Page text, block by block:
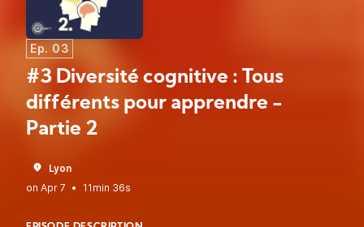
Ep. 03
#3 Diversité cognitive : Tous
différents pour apprendre -
Partie 2
Lyon
•
11min 36s